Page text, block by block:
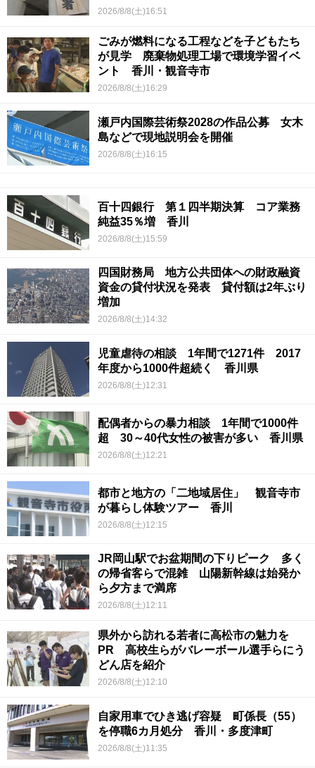
2026/8/8(土)16:51
ごみが燃料になる工程などを子どもたち
が見学 廃棄物処理工場で環境学習イベ
ント 香川・観音寺市
2026/8/8(土)16:29
瀬戸内国際芸術祭2028の作品公募 女木
島などで現地説明会を開催
2026/8/8(土)16:15
百十四銀行 第１四半期決算 コア業務
純益35％増 香川
2026/8/8(土)15:59
四国財務局 地方公共団体への財政融資
資金の貸付状況を発表 貸付額は2年ぶり
増加
2026/8/8(土)14:32
児童虐待の相談 1年間で1271件 2017
年度から1000件超続く 香川県
2026/8/8(土)12:31
配偶者からの暴力相談 1年間で1000件
超 30～40代女性の被害が多い 香川県
2026/8/8(土)12:21
都市と地方の「二地域居住」 観音寺市
が暮らし体験ツアー 香川
2026/8/8(土)12:15
JR岡山駅でお盆期間の下りピーク 多く
の帰省客らで混雑 山陽新幹線は始発か
ら夕方まで満席
2026/8/8(土)12:11
県外から訪れる若者に高松市の魅力を
PR 高校生らがバレーボール選手らにう
どん店を紹介
2026/8/8(土)12:10
自家用車でひき逃げ容疑 町係長（55）
を停職6カ月処分 香川・多度津町
2026/8/8(土)11:35